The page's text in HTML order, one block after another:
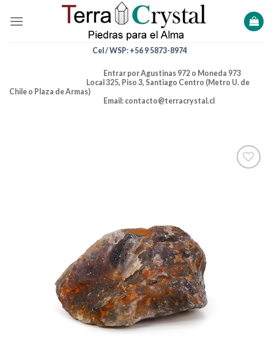
Cel / WSP: +56 9 5873-8974
Entrar por Agustinas 972 o Moneda 973
Local 325, Piso 3, Santiago Centro (Metro U. de
Chile o Plaza de Armas)
Email: contacto@terracrystal.cl